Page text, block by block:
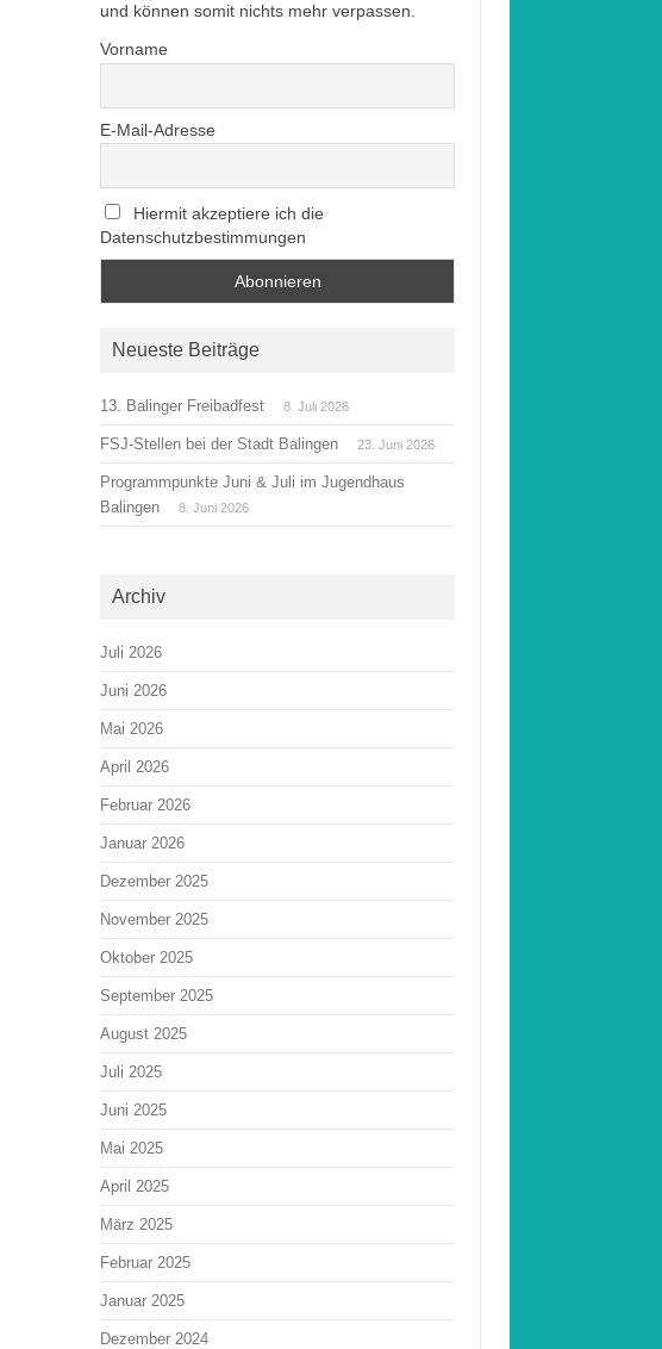
und können somit nichts mehr verpassen.
Vorname
E-Mail-Adresse
Hiermit akzeptiere ich die
Datenschutzbestimmungen
Neueste Beiträge
13. Balinger Freibadfest 8. Juli 2026
FSJ-Stellen bei der Stadt Balingen 23. Juni 2026
Programmpunkte Juni & Juli im Jugendhaus
Balingen
8. Juni 2026
Archiv
Juli 2026
Juni 2026
Mai 2026
April 2026
Februar 2026
Januar 2026
Dezember 2025
November 2025
Oktober 2025
September 2025
August 2025
Juli 2025
Juni 2025
Mai 2025
April 2025
März 2025
Februar 2025
Januar 2025
Dezember 2024